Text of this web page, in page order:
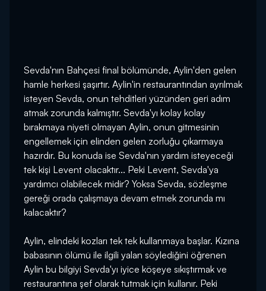
Sevda'nın Bahçesi final bölümünde, Aylin'den gelen
hamle herkesi şaşırtır. Aylin'in restaurantından ayrılmak
isteyen Sevda, onun tehditleri yüzünden geri adım
atmak zorunda kalmıştır. Sevda'yı kolay kolay
bırakmaya niyeti olmayan Aylin, onun gitmesinin
engellemek için elinden gelen zorluğu çıkarmaya
hazırdır. Bu konuda ise Sevda'nın yardım isteyeceği
tek kişi Levent olacaktır... Peki Levent, Sevda'ya
yardımcı olabilecek midir? Yoksa Sevda, sözleşme
gereği orada çalışmaya devam etmek zorunda mı
kalacaktır?
Aylin, elindeki kozları tek tek kullanmaya başlar. Kızına
babasının ölümü ile ilgili yalan söylediğini öğrenen
Aylin bu bilgiyi Sevda'yı iyice köşeye sıkıştırmak ve
restaurantına şef olarak tutmak için kullanır. Peki